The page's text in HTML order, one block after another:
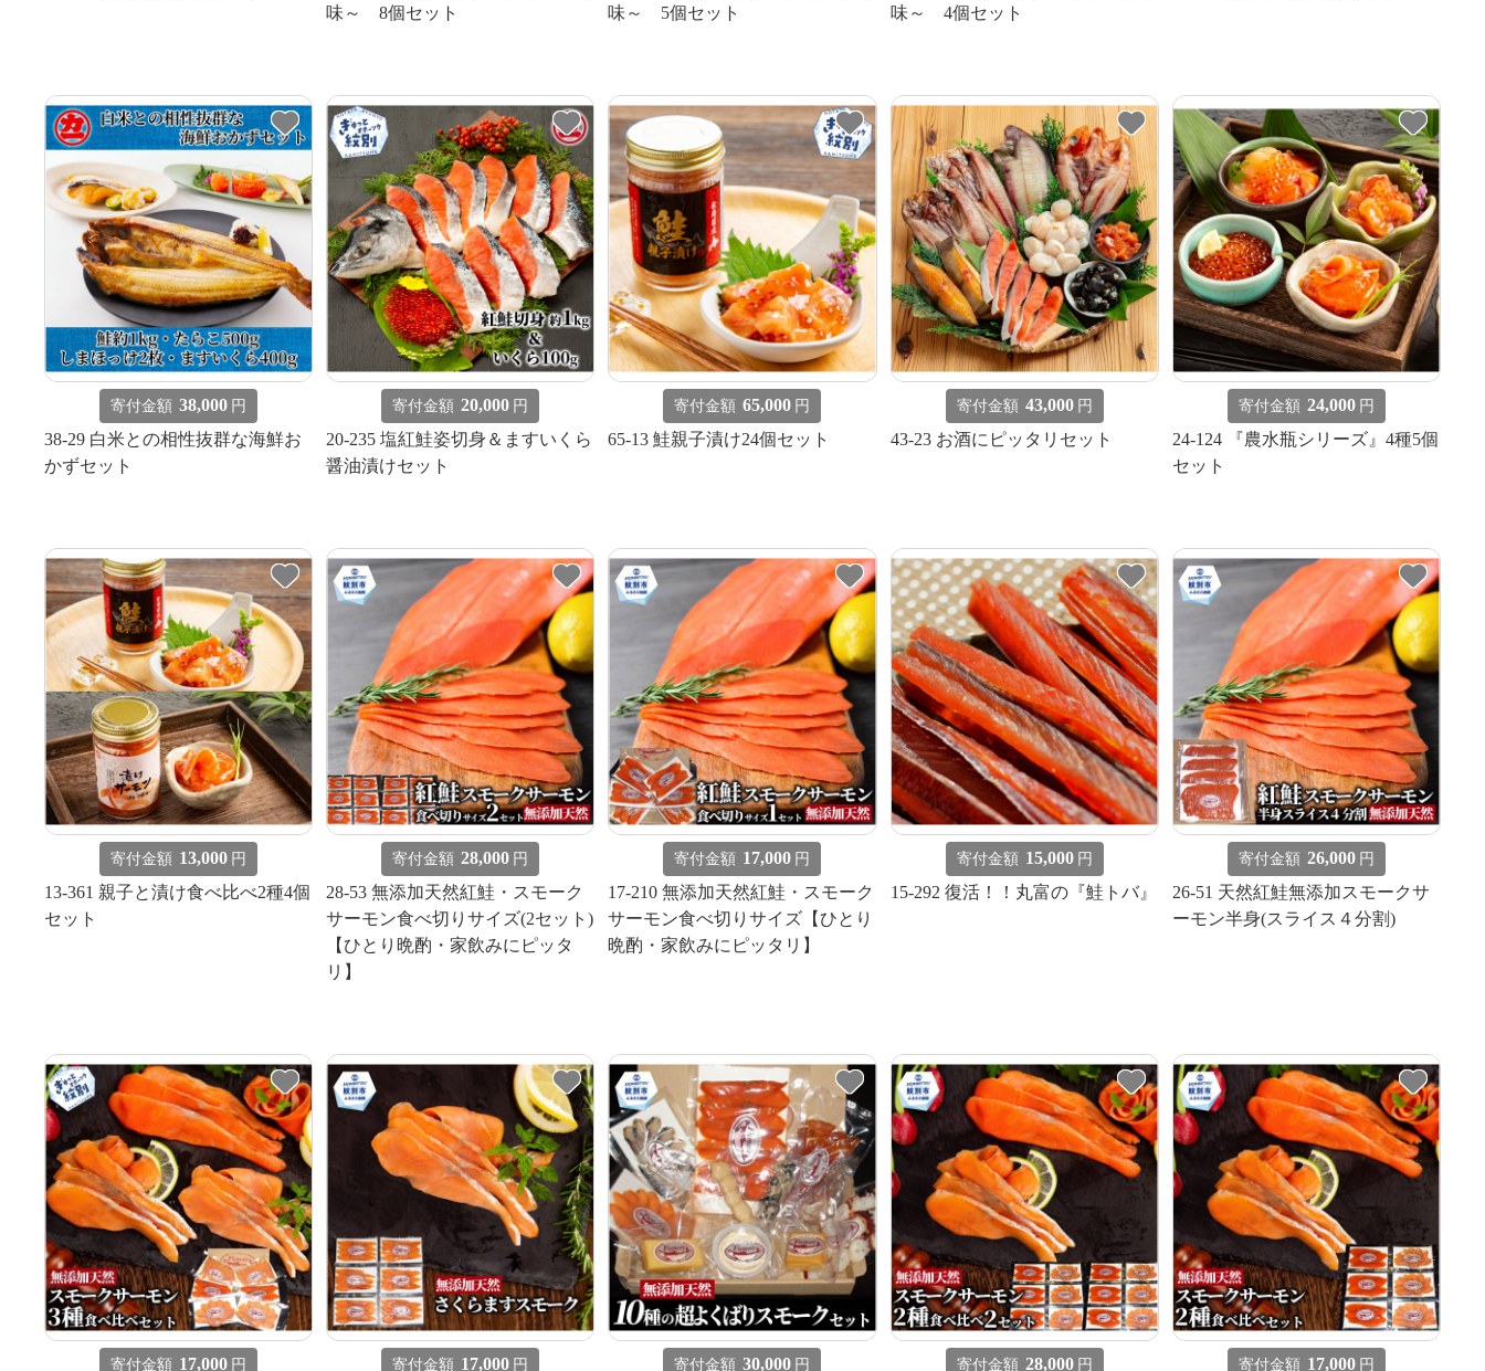
味～ 8個セット
味～ 5個セット
味～ 4個セット
寄付金額 38,000 円
38-29 白米との相性抜群な海鮮お
かずセット
寄付金額 20,000 円
20-235 塩紅鮭姿切身＆ますいくら
醤油漬けセット
寄付金額 65,000 円
65-13 鮭親子漬け24個セット
寄付金額 43,000 円
43-23 お酒にピッタリセット
寄付金額 24,000 円
24-124 『農水瓶シリーズ』4種5個
セット
寄付金額 13,000 円
13-361 親子と漬け食べ比べ2種4個
セット
寄付金額 28,000 円
28-53 無添加天然紅鮭・スモーク
サーモン食べ切りサイズ(2セット)
【ひとり晩酌・家飲みにピッタ
リ】
寄付金額 17,000 円
17-210 無添加天然紅鮭・スモーク
サーモン食べ切りサイズ【ひとり
晩酌・家飲みにピッタリ】
寄付金額 15,000 円
15-292 復活！！丸富の『鮭トバ』
寄付金額 26,000 円
26-51 天然紅鮭無添加スモークサ
ーモン半身(スライス４分割)
寄付金額 17,000 円 寄付金額 17,000 円 寄付金額 30,000 円 寄付金額 28,000 円 寄付金額 17,000 円